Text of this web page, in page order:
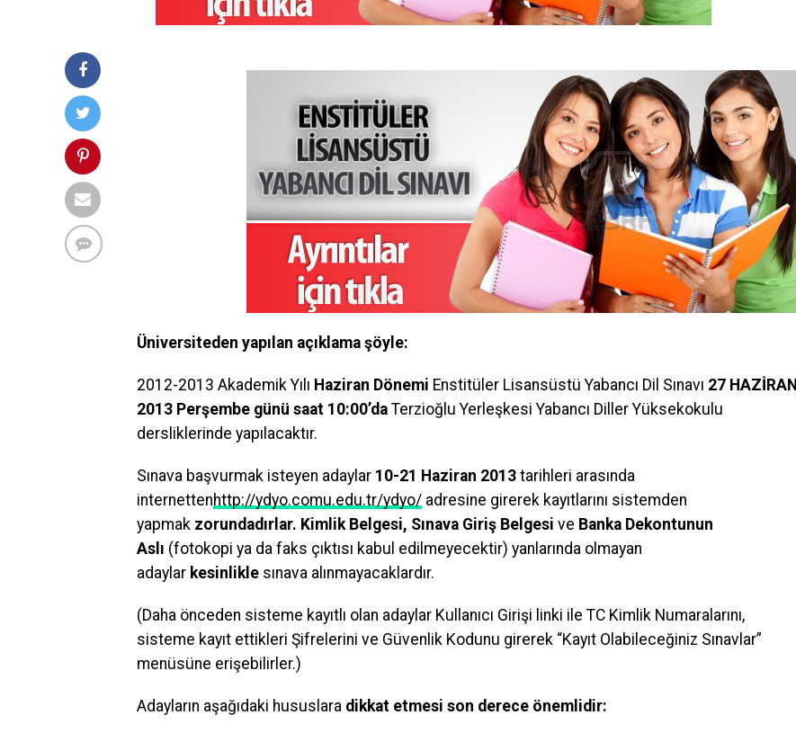
Üniversiteden yapılan açıklama şöyle:
2012-2013 Akademik Yılı Haziran Dönemi Enstitüler Lisansüstü Yabancı Dil Sınavı 27 HAZİRAN
2013 Perşembe günü saat 10:00’da Terzioğlu Yerleşkesi Yabancı Diller Yüksekokulu
dersliklerinde yapılacaktır.
Sınava başvurmak isteyen adaylar 10-21 Haziran 2013 tarihleri arasında
internettenhttp://ydyo.comu.edu.tr/ydyo/ adresine girerek kayıtlarını sistemden
yapmak zorundadırlar. Kimlik Belgesi, Sınava Giriş Belgesi ve Banka Dekontunun
Aslı (fotokopi ya da faks çıktısı kabul edilmeyecektir) yanlarında olmayan
adaylar kesinlikle sınava alınmayacaklardır.
(Daha önceden sisteme kayıtlı olan adaylar Kullanıcı Girişi linki ile TC Kimlik Numaralarını,
sisteme kayıt ettikleri Şifrelerini ve Güvenlik Kodunu girerek “Kayıt Olabileceğiniz Sınavlar”
menüsüne erişebilirler.)
Adayların aşağıdaki hususlara dikkat etmesi son derece önemlidir: